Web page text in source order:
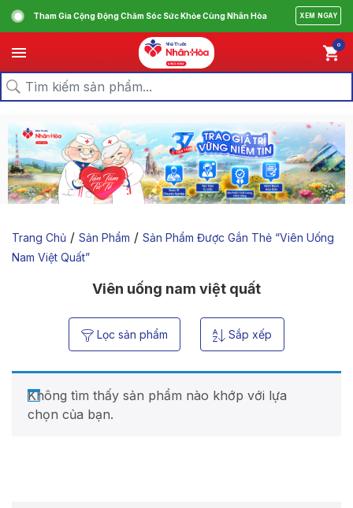
Tham Gia Cộng Động Chăm Sóc Sức Khỏe Cùng Nhân Hòa XEM NGAY
0
Trang Chủ / Sản Phẩm / Sản Phẩm Được Gắn Thẻ “viên Uống
Nam Việt Quất”
Viên uống nam việt quất
Lọc sản phẩm Sắp xếp
Không tìm thấy sản phẩm nào khớp với lựa
chọn của bạn.